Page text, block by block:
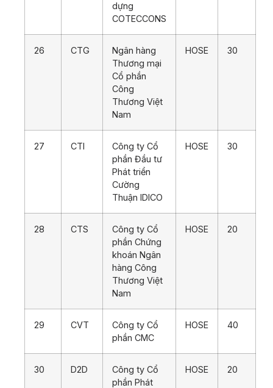
dựng
COTECCONS
26 CTG
Ngân hàng
Thương mại
Cổ phần
Công
Thương Việt
Nam
HOSE 30
27 CTI
Công ty Cổ
phần Đầu tư
Phát triển
Cường
Thuận IDICO
HOSE 30
28 CTS
Công ty Cổ
phần Chứng
khoán Ngân
hàng Công
Thương Việt
Nam
HOSE 20
29 CVT
Công ty Cổ
phần CMC
HOSE 40
30 D2D
Công ty Cổ
phần Phát
HOSE 20